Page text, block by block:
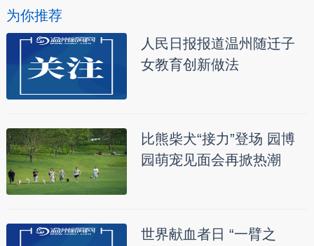
为你推荐
人民日报报道温州随迁子
女教育创新做法
比熊柴犬“接力”登场 园博
园萌宠见面会再掀热潮
世界献血者日 “一臂之